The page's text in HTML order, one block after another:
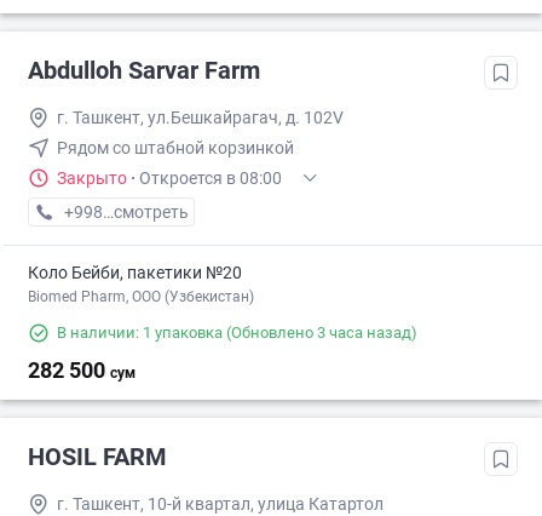
Abdulloh Sarvar Farm
г. Ташкент, ул.Бешкайрагач, д. 102V
Рядом со штабной корзинкой
Закрыто · Откроется в 08:00
+998 (97) XXX-XX-XX
смотреть
Коло Бейби, пакетики №20
Biomed Pharm, OOO (Узбекистан)
В наличии: 1 упаковка (Обновлено 3 часа назад)
282 500 сум
HOSIL FARM
г. Ташкент, 10-й квартал, улица Катартол